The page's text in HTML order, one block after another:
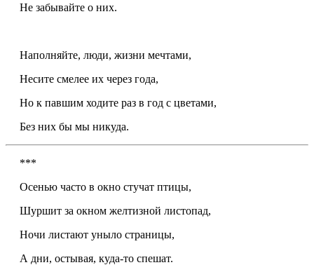
Не забывайте о них.
Наполняйте, люди, жизни мечтами,
Несите смелее их через года,
Но к павшим ходите раз в год с цветами,
Без них бы мы никуда.
***
Осенью часто в окно стучат птицы,
Шуршит за окном желтизной листопад,
Ночи листают уныло страницы,
А дни, остывая, куда-то спешат.